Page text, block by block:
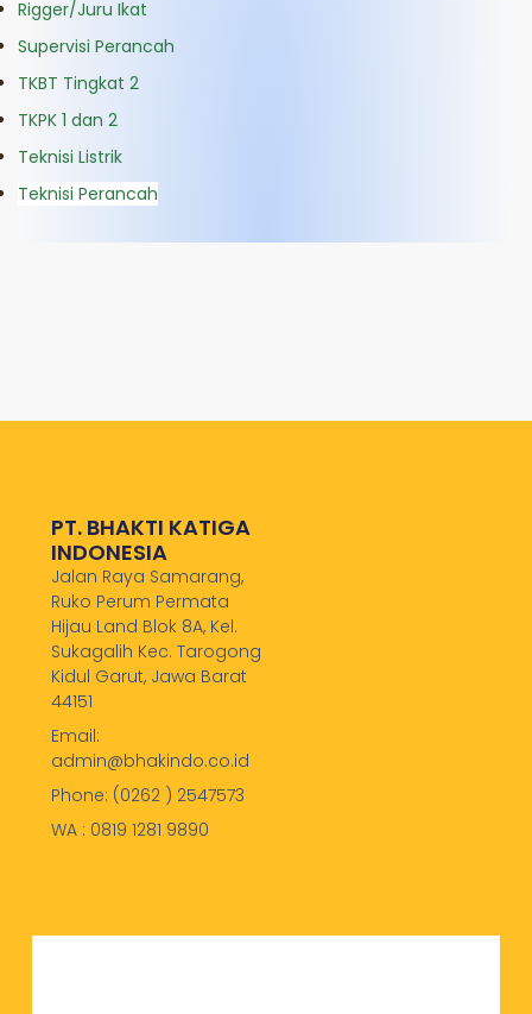
Rigger/Juru Ikat
Supervisi Perancah
TKBT Tingkat 2
TKPK 1 dan 2
Teknisi Listrik
Teknisi Perancah
PT. BHAKTI KATIGA
INDONESIA
Jalan Raya Samarang,
Ruko Perum Permata
Hijau Land Blok 8A, Kel.
Sukagalih Kec. Tarogong
Kidul Garut, Jawa Barat
44151
Email:
admin@bhakindo.co.id
Phone: (0262 ) 2547573
WA : 0819 1281 9890